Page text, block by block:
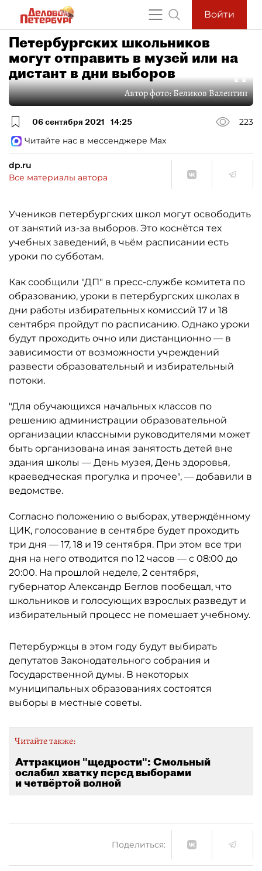
Войти
Петербургских школьников
могут отправить в музей или на
дистант в дни выборов
Автор фото:Беликов Валентин
06 сентября 2021 14:25
223
Читайте нас в мессенджере Max
dp.ru
Все материалы автора
Учеников петербургских школ могут освободить
от занятий из-за выборов. Это коснётся тех
учебных заведений, в чьём расписании есть
уроки по субботам.
Как сообщили "ДП" в пресс-службе комитета по
образованию, уроки в петербургских школах в
дни работы избирательных комиссий 17 и 18
сентября пройдут по расписанию. Однако уроки
будут проходить очно или дистанционно — в
зависимости от возможности учреждений
развести образовательный и избирательный
потоки.
"Для обучающихся начальных классов по
решению администрации образовательной
организации классными руководителями может
быть организована иная занятость детей вне
здания школы — День музея, День здоровья,
краеведческая прогулка и прочее", — добавили в
ведомстве.
Согласно положению о выборах, утверждённому
ЦИК, голосование в сентябре будет проходить
три дня — 17, 18 и 19 сентября. При этом все три
дня на него отводится по 12 часов — с 08:00 до
20:00. На прошлой неделе, 2 сентября,
губернатор Александр Беглов пообещал, что
школьников и голосующих взрослых разведут и
избирательный процесс не помешает учебному.
Петербуржцы в этом году будут выбирать
депутатов Законодательного собрания и
Государственной думы. В некоторых
муниципальных образованиях состоятся
выборы в местные советы.
Читайте также:
Аттракцион "щедрости": Смольный
ослабил хватку перед выборами
и четвёртой волной
Поделиться: